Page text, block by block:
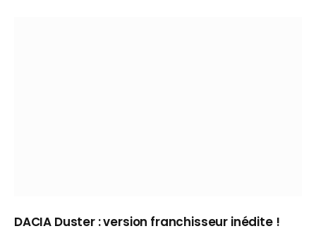
DACIA Duster : version franchisseur inédite !